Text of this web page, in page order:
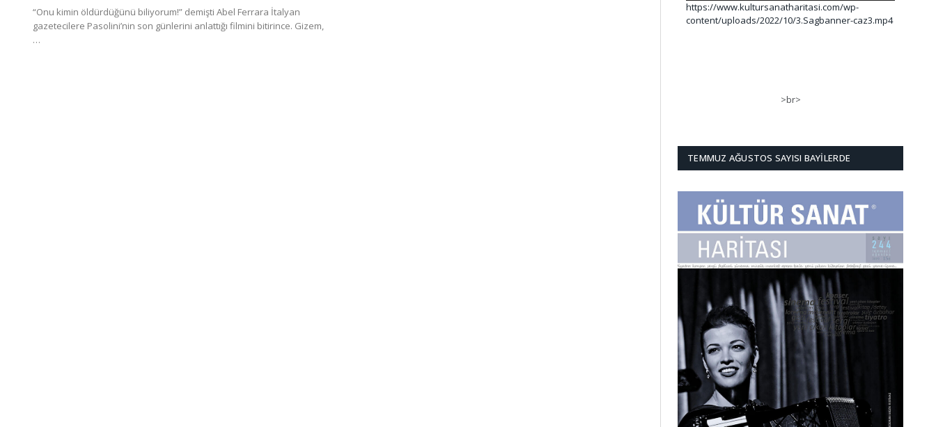
“Onu kimin öldürdüğünü biliyorum!” demişti Abel Ferrara İtalyan
gazetecilere Pasolini’nin son günlerini anlattığı filmini bitirince. Gizem,
…
https://www.kultursanatharitasi.com/wp-
content/uploads/2022/10/3.Sagbanner-caz3.mp4
>br>
TEMMUZ AĞUSTOS SAYISI BAYILERDE